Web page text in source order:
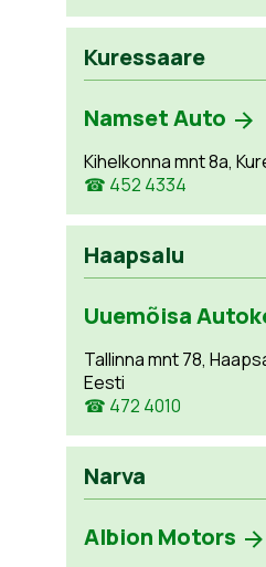
Kuressaare
Namset Auto
Kihelkonna mnt 8a,
☎ 452 4334
Haapsalu
Uuemõisa
Tallinna mnt 78,
Eesti
☎ 472 4010
Narva
Albion Motors